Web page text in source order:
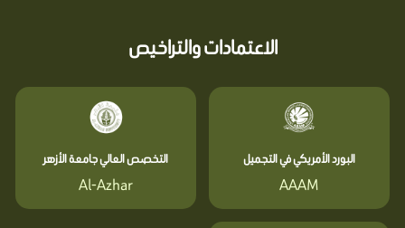
الاعتمادات والتراخيص
البورد الأمريكي في التجميل
AAAM
التخصص العالي جامعة الأزهر
Al-Azhar